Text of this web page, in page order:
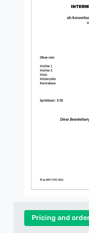
Pricing and